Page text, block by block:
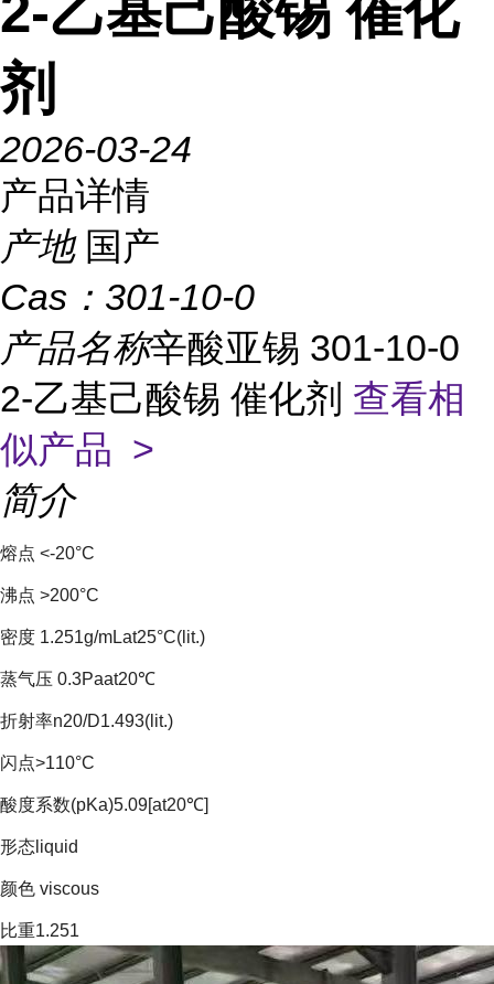
2-乙基己酸锡 催化
剂
2026-03-24
产品详情
产地 国产
Cas： 301-10-0
产品名称辛酸亚锡 301-10-0
2-乙基己酸锡 催化剂 查看相
似产品 >
简介
熔点 <-20°C
沸点 >200°C
密度 1.251g/mLat25°C(lit.)
蒸气压 0.3Paat20℃
折射率n20/D1.493(lit.)
闪点>110°C
酸度系数(pKa)5.09[at20℃]
形态liquid
颜色 viscous
比重1.251